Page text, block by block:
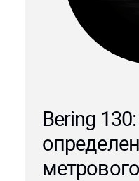
Bering